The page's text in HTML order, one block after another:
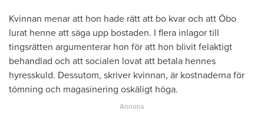
Kvinnan menar att hon hade rätt att bo kvar och att Öbo
lurat henne att säga upp bostaden. I flera inlagor till
tingsrätten argumenterar hon för att hon blivit felaktigt
behandlad och att socialen lovat att betala hennes
hyresskuld. Dessutom, skriver kvinnan, är kostnaderna för
tömning och magasinering oskäligt höga.